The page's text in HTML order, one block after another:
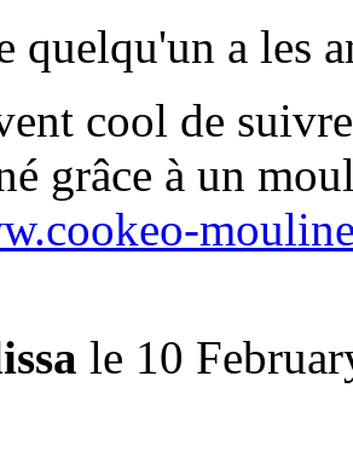
quelqu'un a les
cool de
grâce à un
le 10